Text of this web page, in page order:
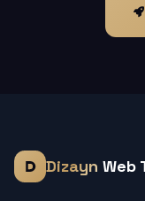
Dizayn Web